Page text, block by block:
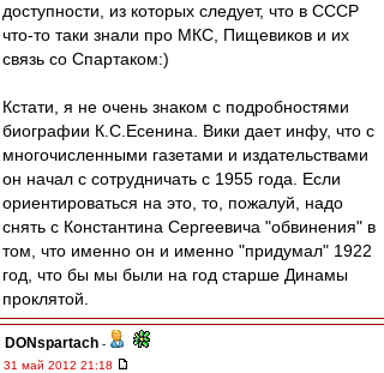
доступности, из которых следует, что в СССР
что-то таки знали про МКС, Пищевиков и их
связь со Спартаком:)
Кстати, я не очень знаком с подробностями
биографии К.С.Есенина. Вики дает инфу, что с
многочисленными газетами и издательствами
он начал с сотрудничать с 1955 года. Если
ориентироваться на это, то, пожалуй, надо
снять с Константина Сергеевича "обвинения" в
том, что именно он и именно "придумал" 1922
год, что бы мы были на год старше Динамы
проклятой.
DONspartach -
31 май 2012 21:18